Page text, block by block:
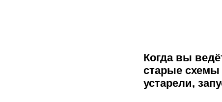
Когда вы
старые
устарели,